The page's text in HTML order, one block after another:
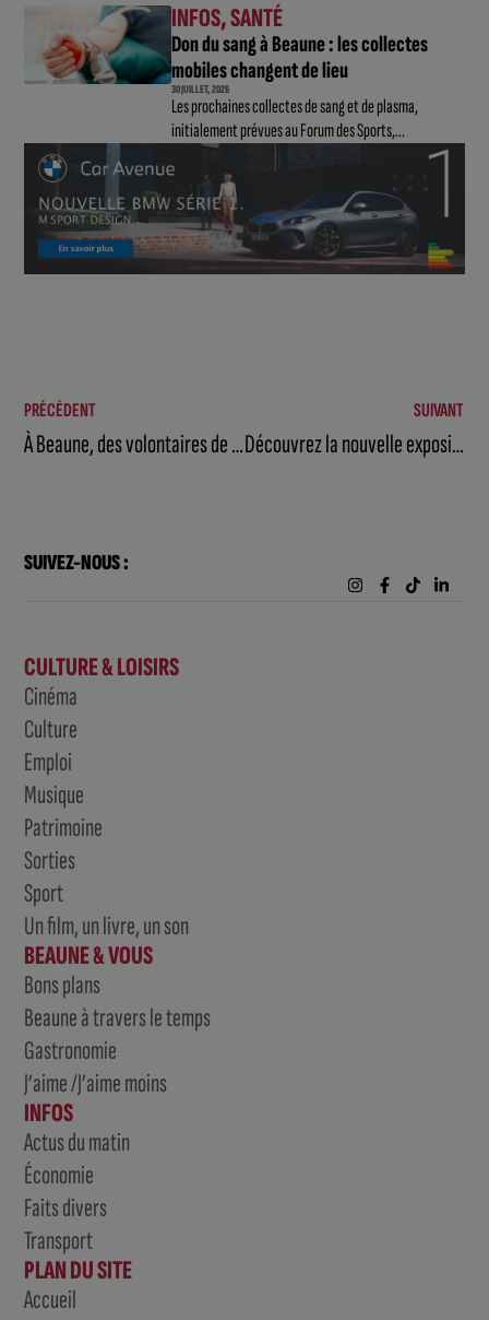
INFOS,SANTÉ
Don du sang à Beaune : les collectes
mobiles changent de lieu
30 JUILLET, 2026
Les prochaines collectes de sang et de plasma,
initialement prévues au Forum des Sports,...
PRÉCÉDENT
À Beaune, des volontaires de la Société des Montagnards au service des animaux face à la canicule
SUIVANT
Découvrez la nouvelle exposition temporaire de Joyce Delimata à la Cité des Climats et vins de Bourgogne
SUIVEZ-NOUS :
CULTURE & LOISIRS
Cinéma
Culture
Emploi
Musique
Patrimoine
Sorties
Sport
Un film, un livre, un son
BEAUNE & VOUS
Bons plans
Beaune à travers le temps
Gastronomie
J’aime /J’aime moins
INFOS
Actus du matin
Économie
Faits divers
Transport
PLAN DU SITE
Accueil